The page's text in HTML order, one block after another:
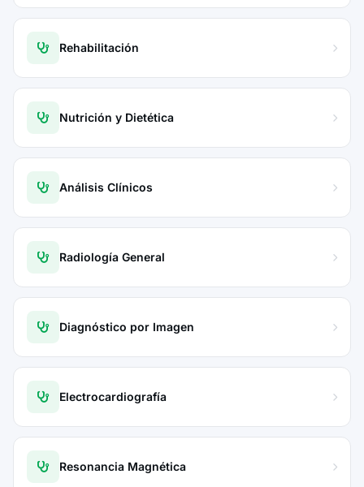
Rehabilitación
Nutrición y Dietética
Análisis Clínicos
Radiología General
Diagnóstico por Imagen
Electrocardiografía
Resonancia Magnética